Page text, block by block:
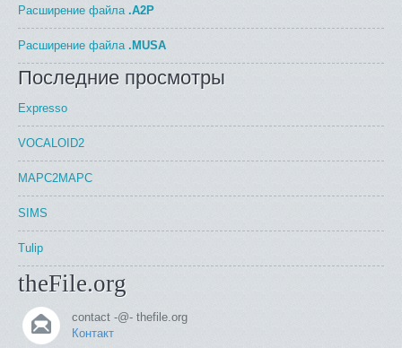
Расширение файла .A2P
Расширение файла .MUSA
Последние просмотры
Expresso
VOCALOID2
MAPC2MAPC
SIMS
Tulip
theFile.org
contact -@- thefile.org
Контакт